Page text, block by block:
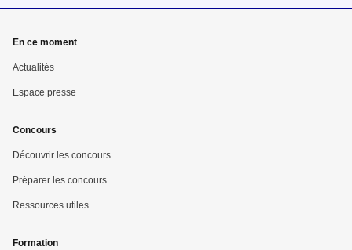
En ce moment
Actualités
Espace presse
Concours
Découvrir les concours
Préparer les concours
Ressources utiles
Formation